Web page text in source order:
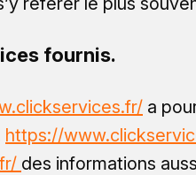
fournis.
a
https://
des informations